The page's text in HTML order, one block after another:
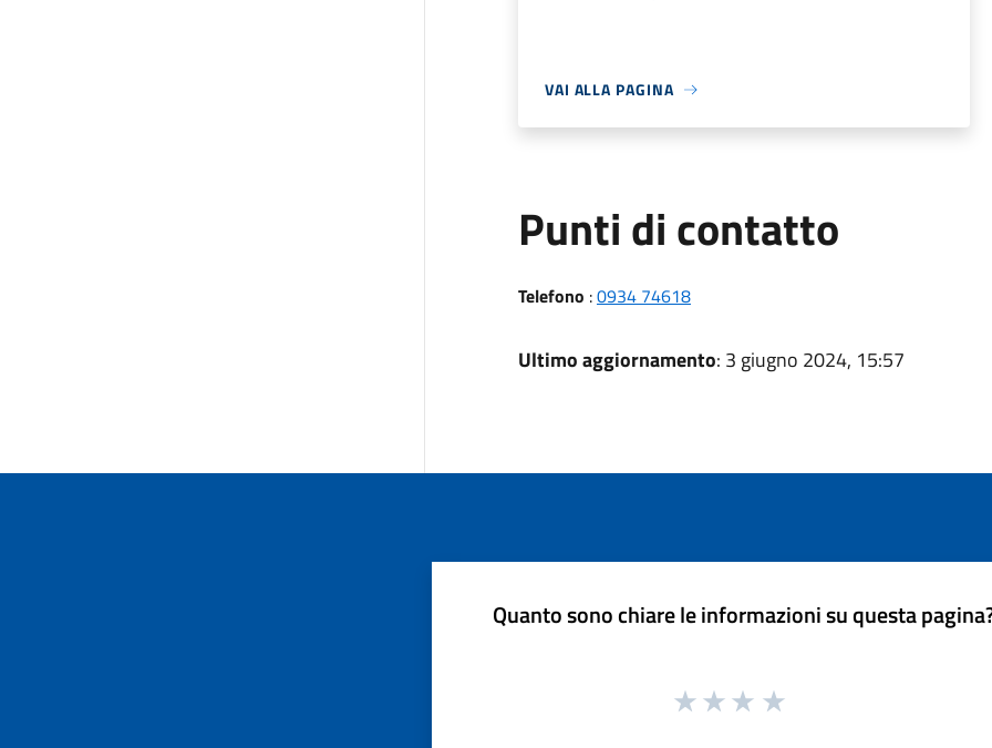
VAI ALLA PAGINA
Punti di contatto
Telefono :0934 74618
Ultimo aggiornamento: 3 giugno 2024, 15:57
Quanto sono chiare le informazioni su questa